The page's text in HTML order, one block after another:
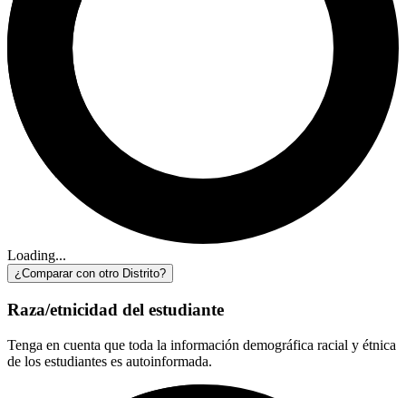
Loading...
¿Comparar con otro Distrito?
Raza/etnicidad del estudiante
Tenga en cuenta que toda la información demográfica racial y étnica
de los estudiantes es autoinformada.